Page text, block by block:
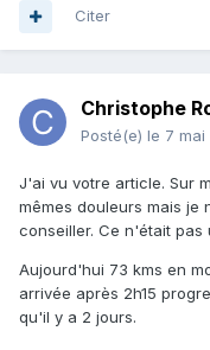
Citer
Christophe
Posté(e) le 7 mai
J'ai vu votre article. Sur
mêmes douleurs mais je
conseiller. Ce n'était pas
Aujourd'hui 73 kms en
arrivée après 2h15
qu'il y a 2 jours.